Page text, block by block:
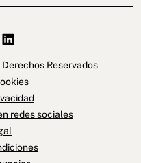
Reservados
redes sociales